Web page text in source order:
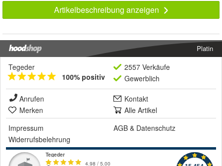
Artikelbeschreibung anzeigen
Platin
Tegeder
100% positiv
2557 Verkäufe
Gewerblich
Anrufen
Kontakt
Merken
Alle Artikel
Impressum
AGB & Datenschutz
Widerrufsbelehrung